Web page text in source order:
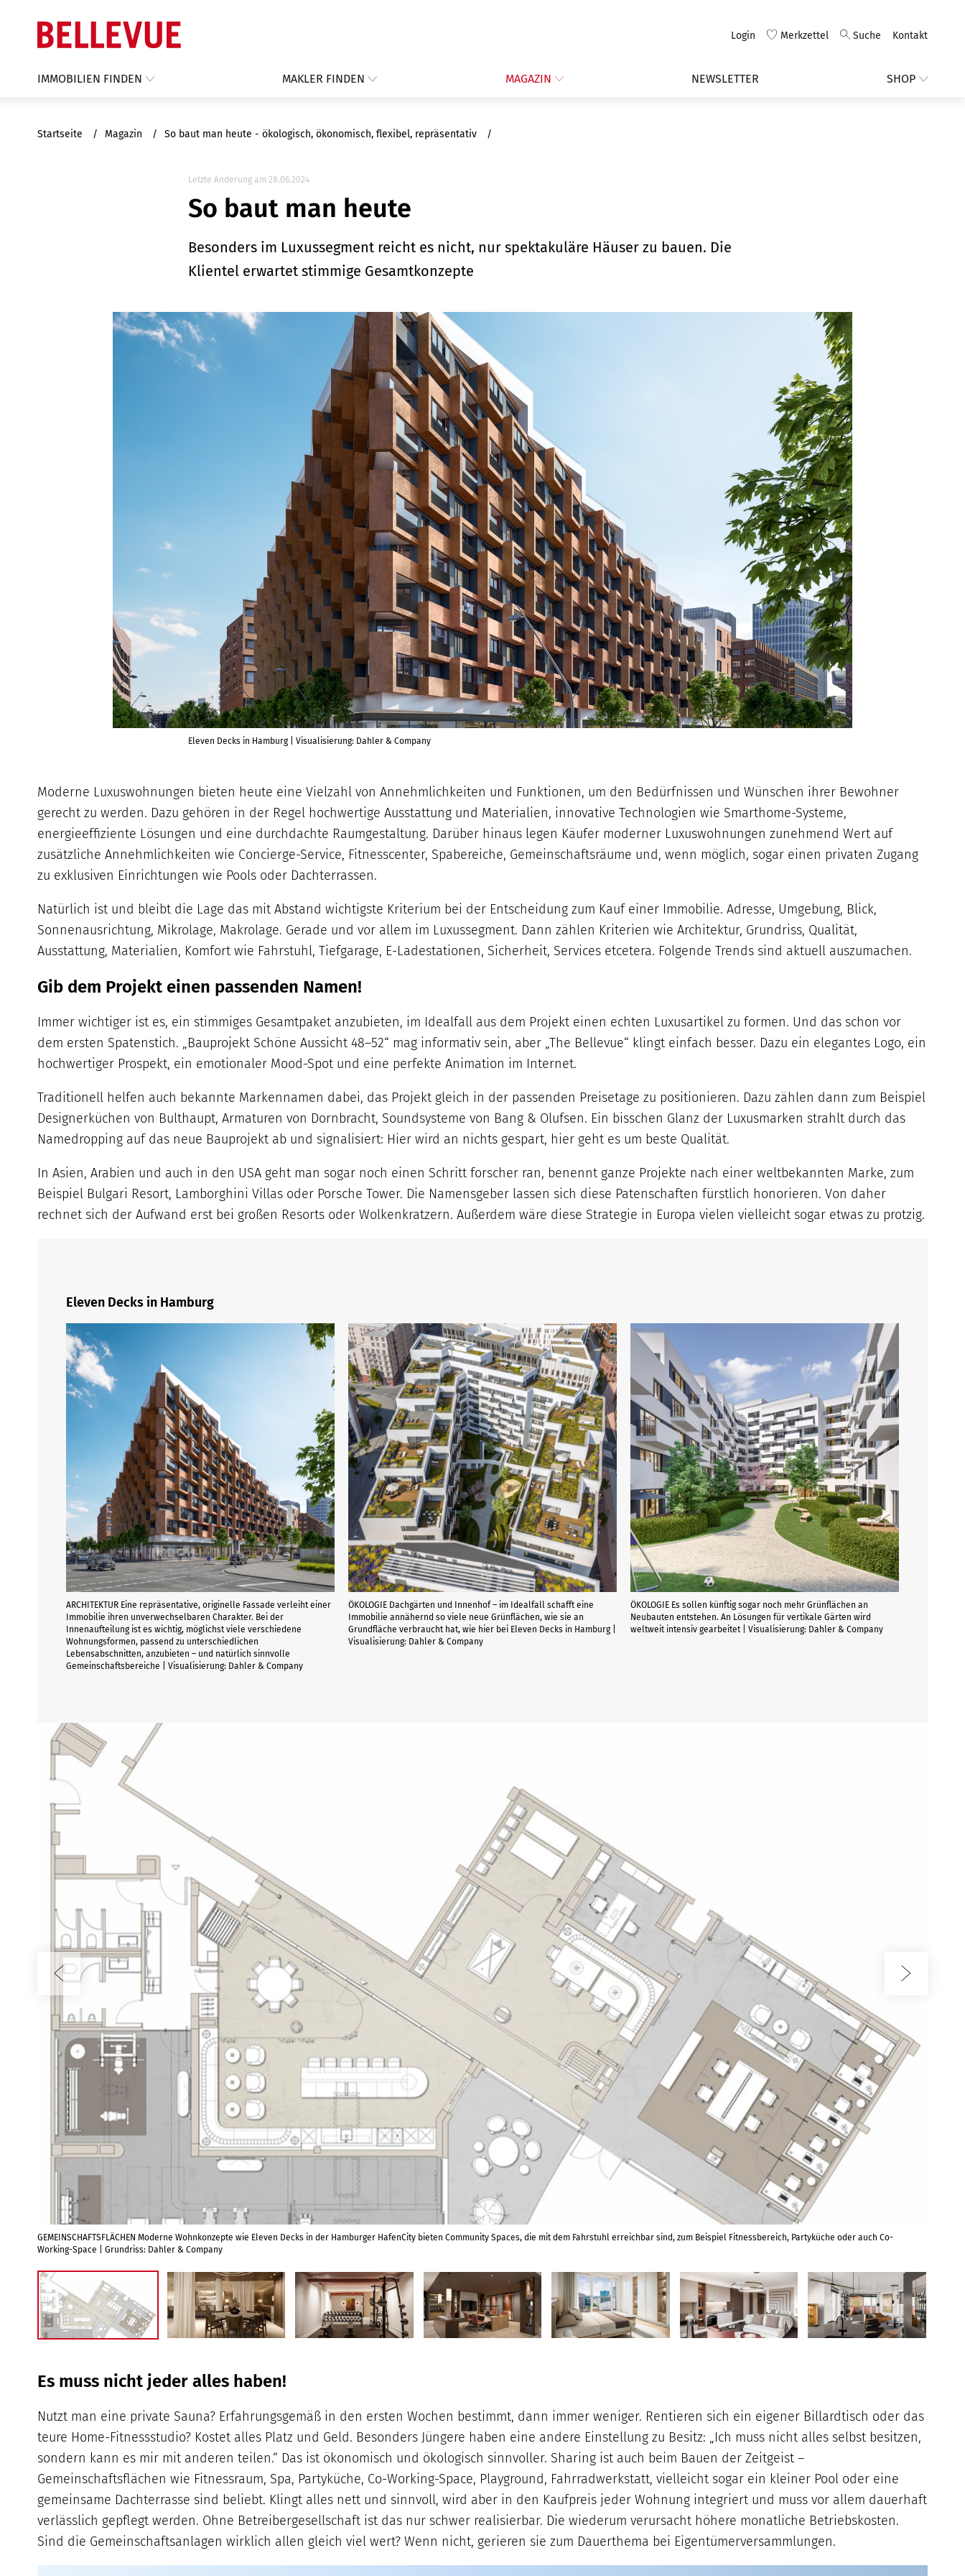
Login Merkzettel Suche Kontakt
IMMOBILIEN FINDEN MAKLER FINDEN MAGAZIN NEWSLETTER SHOP
Startseite Magazin So baut man heute - ökologisch, ökonomisch, flexibel, repräsentativ
Letzte Änderung am 28.06.2024
So baut man heute
Besonders im Luxussegment reicht es nicht, nur spektakuläre Häuser zu bauen. Die
Klientel erwartet stimmige Gesamtkonzepte
Eleven Decks in Hamburg | Visualisierung: Dahler & Company
Moderne Luxuswohnungen bieten heute eine Vielzahl von Annehmlichkeiten und Funktionen, um den Bedürfnissen und Wünschen ihrer Bewohner
gerecht zu werden. Dazu gehören in der Regel hochwertige Ausstattung und Materialien, innovative Technologien wie Smarthome-Systeme,
energieeffiziente Lösungen und eine durchdachte Raumgestaltung. Darüber hinaus legen Käufer moderner Luxuswohnungen zunehmend Wert auf
zusätzliche Annehmlichkeiten wie Concierge-Service, Fitnesscenter, Spabereiche, Gemeinschaftsräume und, wenn möglich, sogar einen privaten Zugang
zu exklusiven Einrichtungen wie Pools oder Dachterrassen.
Natürlich ist und bleibt die Lage das mit Abstand wichtigste Kriterium bei der Entscheidung zum Kauf einer Immobilie. Adresse, Umgebung, Blick,
Sonnenausrichtung, Mikrolage, Makrolage. Gerade und vor allem im Luxussegment. Dann zählen Kriterien wie Architektur, Grundriss, Qualität,
Ausstattung, Materialien, Komfort wie Fahrstuhl, Tiefgarage, E-Ladestationen, Sicherheit, Services etcetera. Folgende Trends sind aktuell auszumachen.
Gib dem Projekt einen passenden Namen!
Immer wichtiger ist es, ein stimmiges Gesamtpaket anzubieten, im Idealfall aus dem Projekt einen echten Luxusartikel zu formen. Und das schon vor
dem ersten Spatenstich. „Bauprojekt Schöne Aussicht 48–52“ mag informativ sein, aber „The Bellevue“ klingt einfach besser. Dazu ein elegantes Logo, ein
hochwertiger Prospekt, ein emotionaler Mood-Spot und eine perfekte Animation im Internet.
Traditionell helfen auch bekannte Markennamen dabei, das Projekt gleich in der passenden Preisetage zu positionieren. Dazu zählen dann zum Beispiel
Designerküchen von Bulthaupt, Armaturen von Dornbracht, Soundsysteme von Bang & Olufsen. Ein bisschen Glanz der Luxusmarken strahlt durch das
Namedropping auf das neue Bauprojekt ab und signalisiert: Hier wird an nichts gespart, hier geht es um beste Qualität.
In Asien, Arabien und auch in den USA geht man sogar noch einen Schritt forscher ran, benennt ganze Projekte nach einer weltbekannten Marke, zum
Beispiel Bulgari Resort, Lamborghini Villas oder Porsche Tower. Die Namensgeber lassen sich diese Patenschaften fürstlich honorieren. Von daher
rechnet sich der Aufwand erst bei großen Resorts oder Wolkenkratzern. Außerdem wäre diese Strategie in Europa vielen vielleicht sogar etwas zu protzig.
Eleven Decks in Hamburg
ARCHITEKTUR Eine repräsentative, originelle Fassade verleiht einer
Immobilie ihren unverwechselbaren Charakter. Bei der
Innenaufteilung ist es wichtig, möglichst viele verschiedene
Wohnungsformen, passend zu unterschiedlichen
Lebensabschnitten, anzubieten – und natürlich sinnvolle
Gemeinschaftsbereiche | Visualisierung: Dahler & Company
ÖKOLOGIE Dachgärten und Innenhof – im Idealfall schafft eine
Immobilie annähernd so viele neue Grünflächen, wie sie an
Grundfläche verbraucht hat, wie hier bei Eleven Decks in Hamburg |
Visualisierung: Dahler & Company
ÖKOLOGIE Es sollen künftig sogar noch mehr Grünflächen an
Neubauten entstehen. An Lösungen für vertikale Gärten wird
weltweit intensiv gearbeitet | Visualisierung: Dahler & Company
GEMEINSCHAFTSFLÄCHEN Moderne Wohnkonzepte wie Eleven Decks in der Hamburger HafenCity bieten Community Spaces, die mit dem Fahrstuhl erreichbar sind, zum Beispiel Fitnessbereich, Partyküche oder auch Co-
Working-Space | Grundriss: Dahler & Company
Es muss nicht jeder alles haben!
Nutzt man eine private Sauna? Erfahrungsgemäß in den ersten Wochen bestimmt, dann immer weniger. Rentieren sich ein eigener Billardtisch oder das
teure Home-Fitnessstudio? Kostet alles Platz und Geld. Besonders Jüngere haben eine andere Einstellung zu Besitz: „Ich muss nicht alles selbst besitzen,
sondern kann es mir mit anderen teilen.“ Das ist ökonomisch und ökologisch sinnvoller. Sharing ist auch beim Bauen der Zeitgeist –
Gemeinschaftsflächen wie Fitnessraum, Spa, Partyküche, Co-Working-Space, Playground, Fahrradwerkstatt, vielleicht sogar ein kleiner Pool oder eine
gemeinsame Dachterrasse sind beliebt. Klingt alles nett und sinnvoll, wird aber in den Kaufpreis jeder Wohnung integriert und muss vor allem dauerhaft
verlässlich gepflegt werden. Ohne Betreibergesellschaft ist das nur schwer realisierbar. Die wiederum verursacht höhere monatliche Betriebskosten.
Sind die Gemeinschaftsanlagen wirklich allen gleich viel wert? Wenn nicht, gerieren sie zum Dauerthema bei Eigentümerversammlungen.